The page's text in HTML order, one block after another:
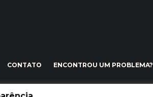
CONTATO ENCONTROU UM PROBLEMA?